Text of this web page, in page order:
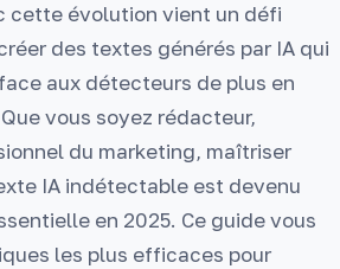
cette évolution vient un défi
des textes générés par IA qui
aux détecteurs de plus en
vous soyez rédacteur,
du marketing, maîtriser
IA indétectable est devenu
en 2025. Ce guide vous
les plus efficaces pour